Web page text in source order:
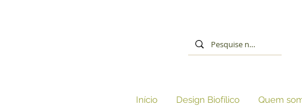
Início Design Biofílico Quem